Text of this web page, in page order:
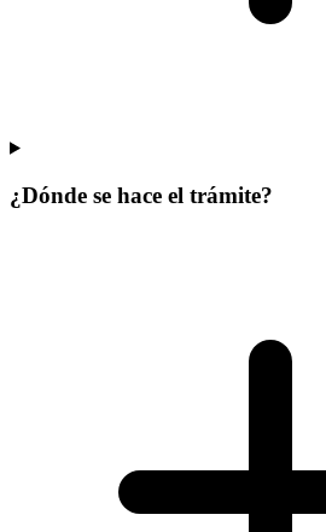
¿Dónde se hace el trámite?